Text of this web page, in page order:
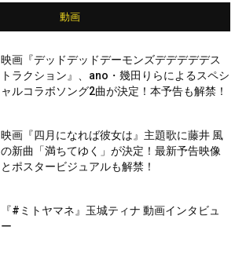
動画
映画『デッドデッドデーモンズデデデデデス
トラクション』、ano・幾田りらによるスペシ
ャルコラボソング2曲が決定！本予告も解禁！
映画『四月になれば彼女は』主題歌に藤井 風
の新曲「満ちてゆく」が決定！最新予告映像
とポスタービジュアルも解禁！
『#ミトヤマネ』玉城ティナ 動画インタビュ
ー